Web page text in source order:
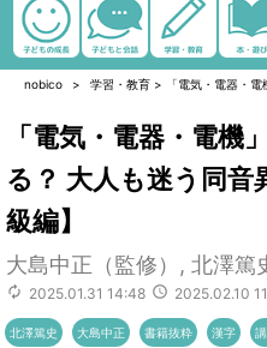
nobico 学習・教育 > 「電気・電器・
「電気・電器・電機
る？ 大人も迷う同音
級編】
大島中正（監修）, 北澤篤
2025.01.31 14:48 2025.02.10
北澤篤史 大島中正 書籍抜粋 漢字